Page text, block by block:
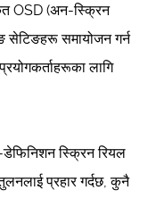
OSD (अन-स्क्रिन
सेटिङहरू समायोजन गर्न
लागि
डेफिनिशन स्क्रिन रियल
प्रहार गर्दछ, कुनै